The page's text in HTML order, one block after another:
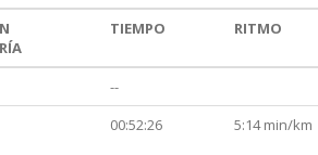
TIEMPO RITMO
--
00:52:26 5:14 min/km